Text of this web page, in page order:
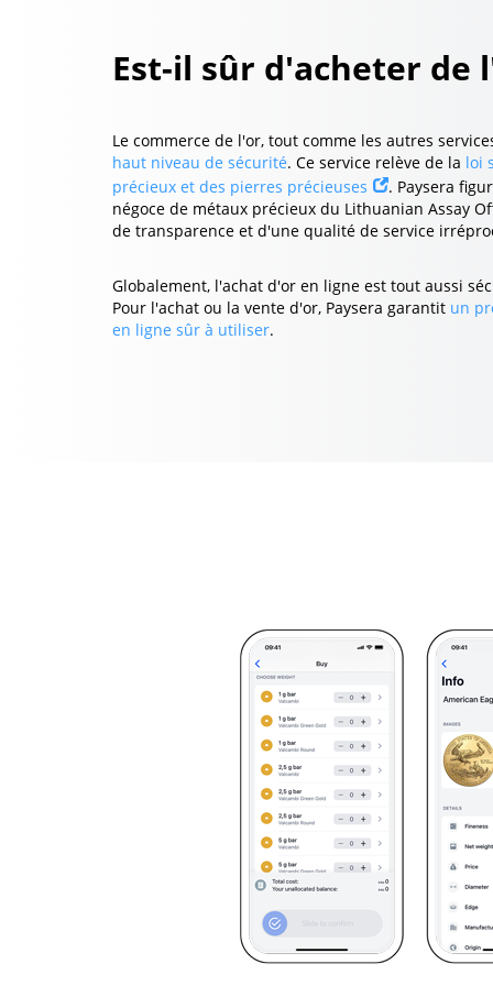
Est-il sûr d'acheter de
Le commerce de l'or, tout comme les autres
haut niveau de sécurité. Ce service relève de la loi
précieux et des pierres précieuses
. Paysera
négoce de métaux précieux du Lithuanian Assay
de transparence et d'une qualité de service
Globalement, l'achat d'or en ligne est tout aussi
Pour l'achat ou la vente d'or, Paysera garantit un
en ligne sûr à utiliser.